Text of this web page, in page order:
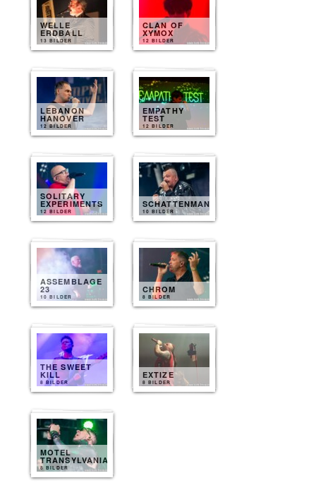
WELLE
ERDBALL
13 BILDER
CLAN OF
XYMOX
12 BILDER
LEBANON
HANOVER
12 BILDER
EMPATHY
TEST
12 BILDER
SOLITARY
EXPERIMENTS
12 BILDER
SCHATTENMANN
10 BILDER
ASSEMBLAGE
23
10 BILDER
CHROM
8 BILDER
THE SWEET
KILL
8 BILDER
EXTIZE
8 BILDER
MOTEL
TRANSYLVANIA
8 BILDER